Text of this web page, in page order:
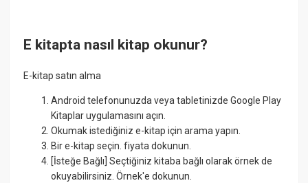
E kitapta nasıl kitap okunur?
E-kitap satın alma
Android telefonunuzda veya tabletinizde Google Play
Kitaplar uygulamasını açın.
Okumak istediğiniz e-kitap için arama yapın.
Bir e-kitap seçin. fiyata dokunun.
[İsteğe Bağlı] Seçtiğiniz kitaba bağlı olarak örnek de
okuyabilirsiniz. Örnek'e dokunun.